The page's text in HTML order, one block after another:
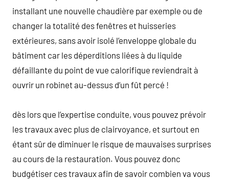
installant une nouvelle chaudière par exemple ou de
changer la totalité des fenêtres et huisseries
extérieures, sans avoir isolé l’enveloppe globale du
bâtiment car les déperditions liées à du liquide
défaillante du point de vue calorifique reviendrait à
ouvrir un robinet au-dessus d’un fût percé !
dès lors que l’expertise conduite, vous pouvez prévoir
les travaux avec plus de clairvoyance, et surtout en
étant sûr de diminuer le risque de mauvaises surprises
au cours de la restauration. Vous pouvez donc
budgétiser ces travaux afin de savoir combien va vous